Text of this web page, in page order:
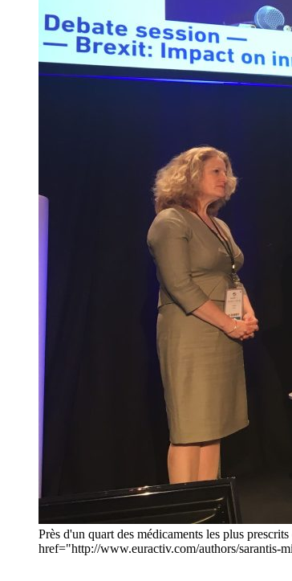
Près d'un quart des médicaments les plus
href="http://www.euractiv.com/authors/